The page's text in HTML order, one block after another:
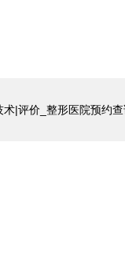
|评价_整形医院预约查